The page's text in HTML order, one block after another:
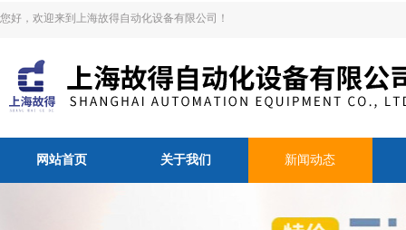
您好，欢迎来到上海故得自动化设备有限公司！
网站首页 关于我们 新闻动态